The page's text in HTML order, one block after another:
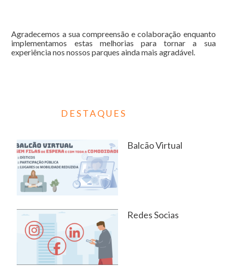
Agradecemos a sua compreensão e colaboração enquanto
implementamos estas melhorias para tornar a sua
experiência nos nossos parques ainda mais agradável.
DESTAQUES
Balcão Virtual
Redes Socias